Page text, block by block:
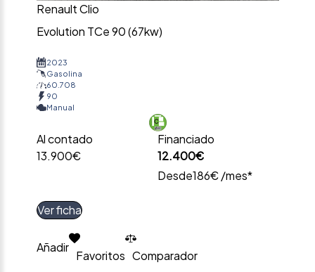
Renault Clio
Evolution TCe 90 (67kw)
2023
Gasolina
60.708
90
Manual
Al contado
13.900€
Financiado
12.400€
Desde186€ /mes*
Ver ficha
Añadir
Favoritos Comparador